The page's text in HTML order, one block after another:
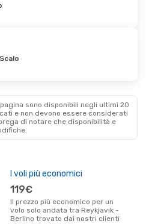
sono disponibili negli ultimi 20
e non devono essere considerati
di notare che disponibilità e
I voli più economici
119€
Il prezzo più economico per un
volo solo andata tra Reykjavik -
Berlino trovato dai nostri clienti